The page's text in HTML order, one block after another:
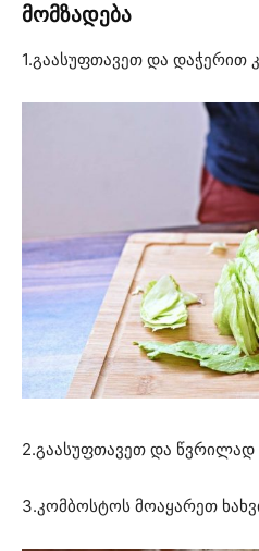
მომზადება
1.გაასუფთავეთ და დაჭერით
2.გაასუფთავეთ და წვრილად
3.კომბოსტოს მოაყარეთ